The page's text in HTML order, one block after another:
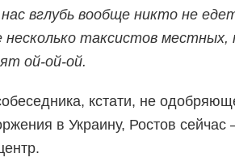
вглубь вообще никто не
таксистов
ой-ой-ой.
кстати, не
в Украину, Ростов